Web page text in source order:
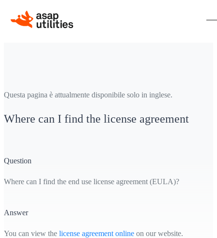
Questa pagina è attualmente disponibile solo in inglese.
Where can I find the license agreement
Question
Where can I find the end use license agreement (EULA)?
Answer
You can view the license agreement online on our website.